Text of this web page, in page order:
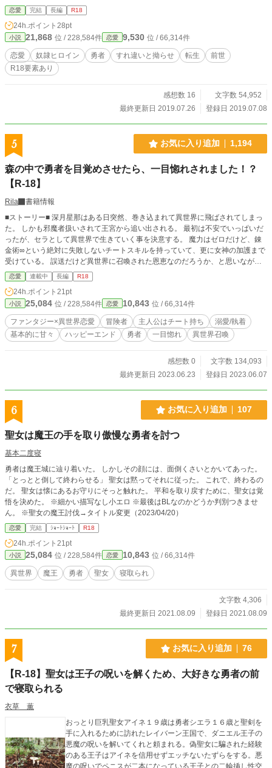
恋愛 完結 長編 R18
24h.ポイント 28pt
小説 21,868 位 / 228,584件 恋愛 9,530 位 / 66,314件
恋愛 奴隷ヒロイン 勇者 すれ違いと拗らせ 転生
前世
R18要素あり
感想数 16
文字数 54,952
最終更新日 2019.07.26
登録日 2019.07.08
5 お気に入り追加 1,194
森の中で勇者を目覚めさせたら、一目惚れされました！？
【R-18】
Rila
書籍情報
■ストーリー■ 深月星那はある日突然、巻き込まれて異世界に飛ばされてしまっ
た。 しかも邪魔者扱いされて王宮から追い出される。 最初は不安でいっぱいだ
ったが、セラとして異世界で生きていく事を決意する。 魔力はゼロだけど、錬
金術∞という絶対に失敗しないチートスキルを持っていて、更に女神の加護まで
受けている。 誤送だけど異世界に召喚された恩恵なのだろうか、と思いながら
一人で冒険を始める。 新しい街に向かう為に森に入ったら迷ってしまう。 しか
しそこで眠り姫ならぬ、眠り勇者に出会う！？ 勇者を鑑定してみると「3分以内
に乙女のキスを送らなければ、肉体から魂が切り離されて即死亡。世界は滅亡す
る」と書かれているが……。 ＊＊補足説明＊＊ こちらはTL（R18）作品になり
ます。 前戯～本番に※（キスやスキンシップにはつけていません） 物語の設定
上、チート能力を扱っているので、ご都合主義的な部分があります。 ムーンラ
イトノベルズさんにも投稿しています。
恋愛 連載中 長編 R18
24h.ポイント 21pt
小説 25,084 位 / 228,584件 恋愛 10,843 位 / 66,314件
ファンタジー×異世界恋愛 冒険者 主人公はチート持ち
溺愛/執着
基本的に甘々
ハッピーエンド 勇者 一目惚れ 異世界召喚
感想数 0
文字数 134,093
最終更新日 2023.06.23
登録日 2023.06.07
6 お気に入り追加 107
聖女は魔王の手を取り傲慢な勇者を討つ
基本二度寝
勇者は魔王城に辿り着いた。 しかしその顔には、面倒くさいとかいてあった。
「とっとと倒して終わらせる」 聖女は黙ってそれに従った。 これで、終わるの
だ。 聖女は懐にあるお守りにそっと触れた。 平和を取り戻すために、聖女は覚
悟を決めた。 ※細かい描写なし小エロ ※最後はBLなのかどうか判別つきませ
ん。 ※聖女の魔王討伐→タイトル変更（2023/04/20）
恋愛 完結 ｼｮｰﾄｼｮｰﾄ R18
24h.ポイント 21pt
小説 25,084 位 / 228,584件 恋愛 10,843 位 / 66,314件
異世界 魔王 勇者 聖女 寝取られ
文字数 4,306
最終更新日 2021.08.09
登録日 2021.08.09
7 お気に入り追加 76
【R-18】聖女は王子の呪いを解くため、大好きな勇者の前
で寝取られる
衣草 薫
おっとり巨乳聖女アイネ１９歳は勇者シエラ１６歳と聖剣を
手に入れるために訪れたレイバーン王国で、ダニエル王子の
悪魔の呪いを解いてくれと頼まれる。偽聖女に騙された経験
のある王子はアイネを信用せずエッチないたずらをする。悪
魔の呪いでペニスが二本になっている王子との二輪挿し性交